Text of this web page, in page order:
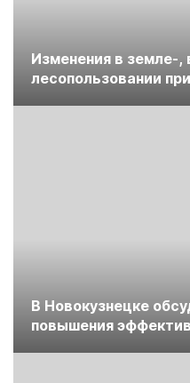
Изменения в земле-,
лесопользовании
В Новокузнецке
повышения